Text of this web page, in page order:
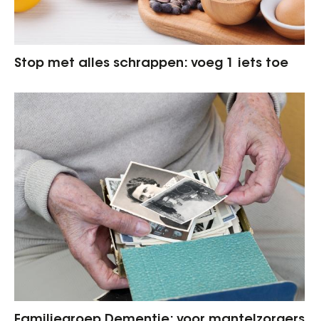
Stop met alles schrappen: voeg 1 iets toe